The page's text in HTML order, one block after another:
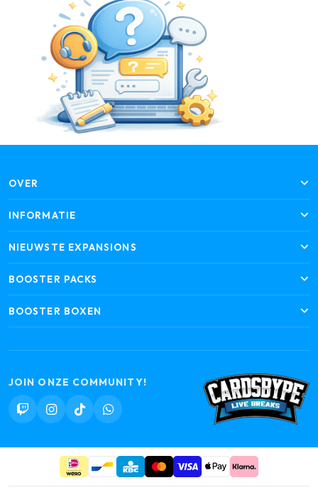
OVER
INFORMATIE
NIEUWSTE EXPANSIONS
BOOSTER PACKS
BOOSTER BOXEN
JOIN ONZE COMMUNITY!